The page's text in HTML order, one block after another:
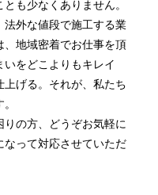
も少なくありません。
法外な値段で施工する業
、地域密着でお仕事を頂
をどこよりもキレイ
げる。それが、私たち
の方、どうぞお気軽に
なって対応させていただ